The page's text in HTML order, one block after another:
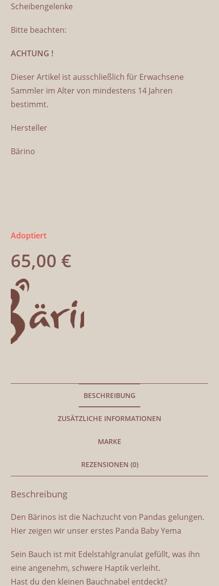
Scheibengelenke
Bitte beachten:
ACHTUNG !
Dieser Artikel ist ausschließlich für Erwachsene
Sammler im Alter von mindestens 14 Jahren
bestimmt.
Hersteller
Bärino
Adoptiert
65,00 €
BESCHREIBUNG
ZUSÄTZLICHE INFORMATIONEN
MARKE
REZENSIONEN (0)
Beschreibung
Den Bärinos ist die Nachzucht von Pandas gelungen.
Hier zeigen wir unser erstes Panda Baby Yema
Sein Bauch ist mit Edelstahlgranulat gefüllt, was ihn
eine angenehm, schwere Haptik verleiht.
Hast du den kleinen Bauchnabel entdeckt?